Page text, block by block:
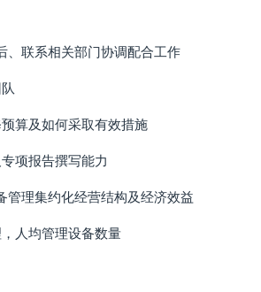
、联系相关部门协调配合工作
算及如何采取有效措施
项报告撰写能力
管理集约化经营结构及经济效益
人均管理设备数量